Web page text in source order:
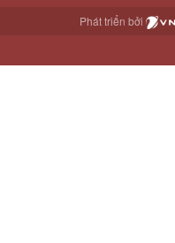
Phát triển bởi